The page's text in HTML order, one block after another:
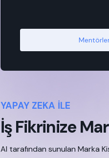
YAPAY ZEKA İLE
İş Fikrinize
AI tarafından sunulan Marka